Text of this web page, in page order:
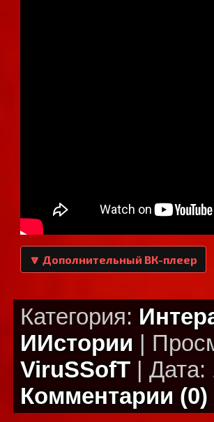
🔽 Дополнительный ВК-плеер
Категория:
ИИстории |
ViruSSofT | Дата:
Комментарии (0)